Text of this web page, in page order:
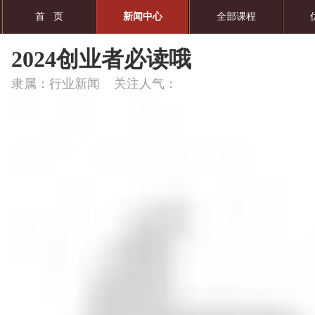
全部课程
新闻中心
首 页
2024创业者必读哦
隶属：行业新闻 关注人气：